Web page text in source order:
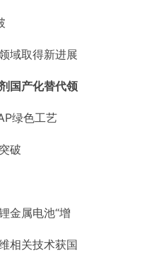
域取得新进展
国产化替代领
绿色工艺
破
金属电池“增
相关技术获国